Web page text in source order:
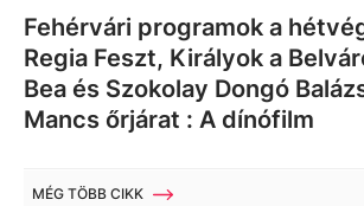
Fehérvári programok a
Regia Feszt, Királyok a
Bea és Szokolay Dongó
Mancs őrjárat : A dínófilm
MÉG TÖBB CIKK